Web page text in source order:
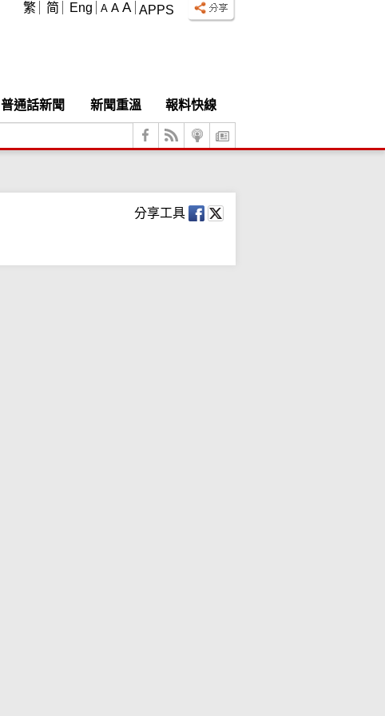
APPS
A A A
繁 简 Eng
普通話新聞 新聞重溫
報料快線
分享工具